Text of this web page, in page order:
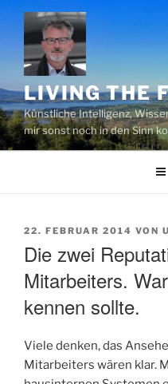
Zum
Inhalt
springen
LIVING THE
Künstliche Intelligenz,
mir sonst noch in den Sinn
VERÖFFENTLICHT
22. FEBRUAR 2014 VON
Die zwei
Mitarbeiters.
kennen sollte.
Viele denken, das
Mitarbeiters wären klar.